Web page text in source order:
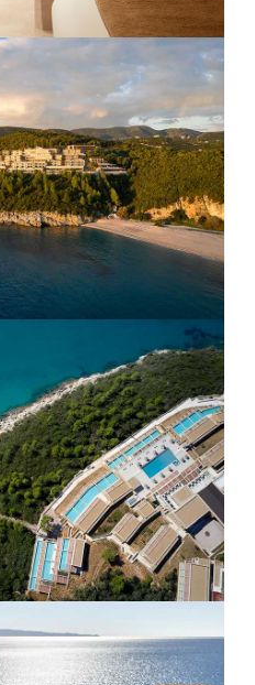
מלונות
מלונות
מלונות
Resorts
טיולים
טיולים מאורגנים
טיולי
שייט
חיים
הכוכבים
טיול
חיים